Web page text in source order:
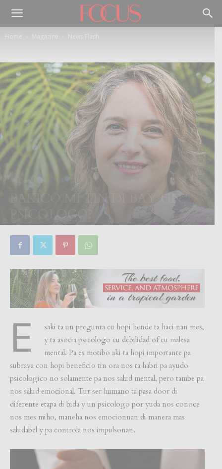
Home Magazine News Flash
Magazine News Flash
PAKICO MI TIN DI BAY UN
PSICOLOGO?
E
saki ta un pregunta cu hopi hende ta haci nan mes,
y ta asocia psicologo cu debilidad of cu malesa
mental. Pa es motibo aki ta hopi importante pa
subraya con hopi beneficio tin ora nos ta habri pa ayudo
psicologico no solamente pa nos salud mental, pero tambe pa
nos salud emocional. Tur ser humano ta pasa door di
diferente etapa di bida y un psicologo por yuda nos conoce
nos mes miho, maneha nos emocionnan di manera mas
saludabel y pa controla nos impulsonan.